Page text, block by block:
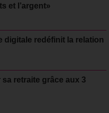
et l’argent»
digitale redéfinit la relation
retraite grâce aux 3